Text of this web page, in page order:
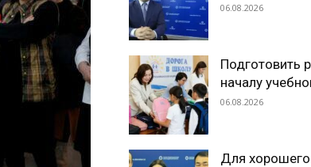
06.08.2026
Подготовить
началу
06.08.2026
Для хорошего